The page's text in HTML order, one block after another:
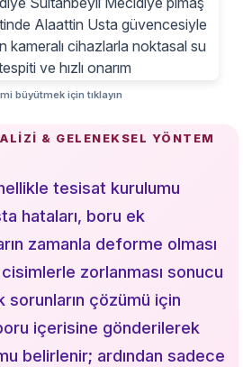
büyütmek için tıklayın
& GELENEKSEL YÖNTEM
tesisat kurulumu
hataları, boru ek
zamanla deforme olması
zorlanması sonucu
sorunların çözümü için
içerisine gönderilerek
belirlenir; ardından sadece